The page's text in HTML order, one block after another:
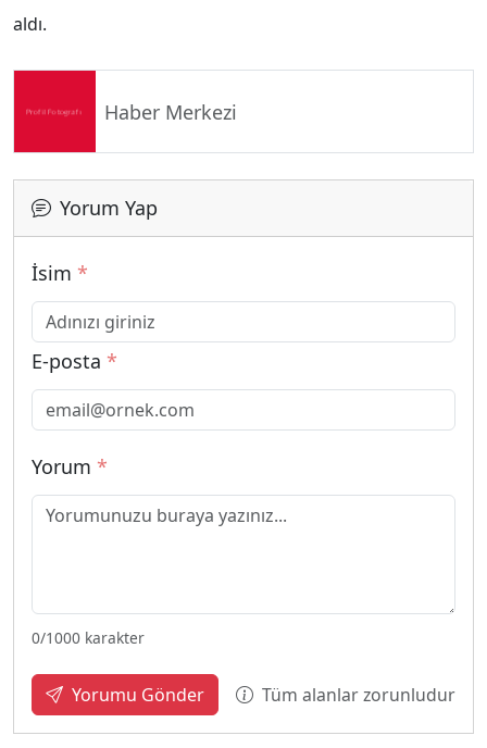
aldı.
Haber Merkezi
Yorum Yap
İsim *
E-posta *
Yorum *
0/1000 karakter
Yorumu Gönder Tüm alanlar zorunludur